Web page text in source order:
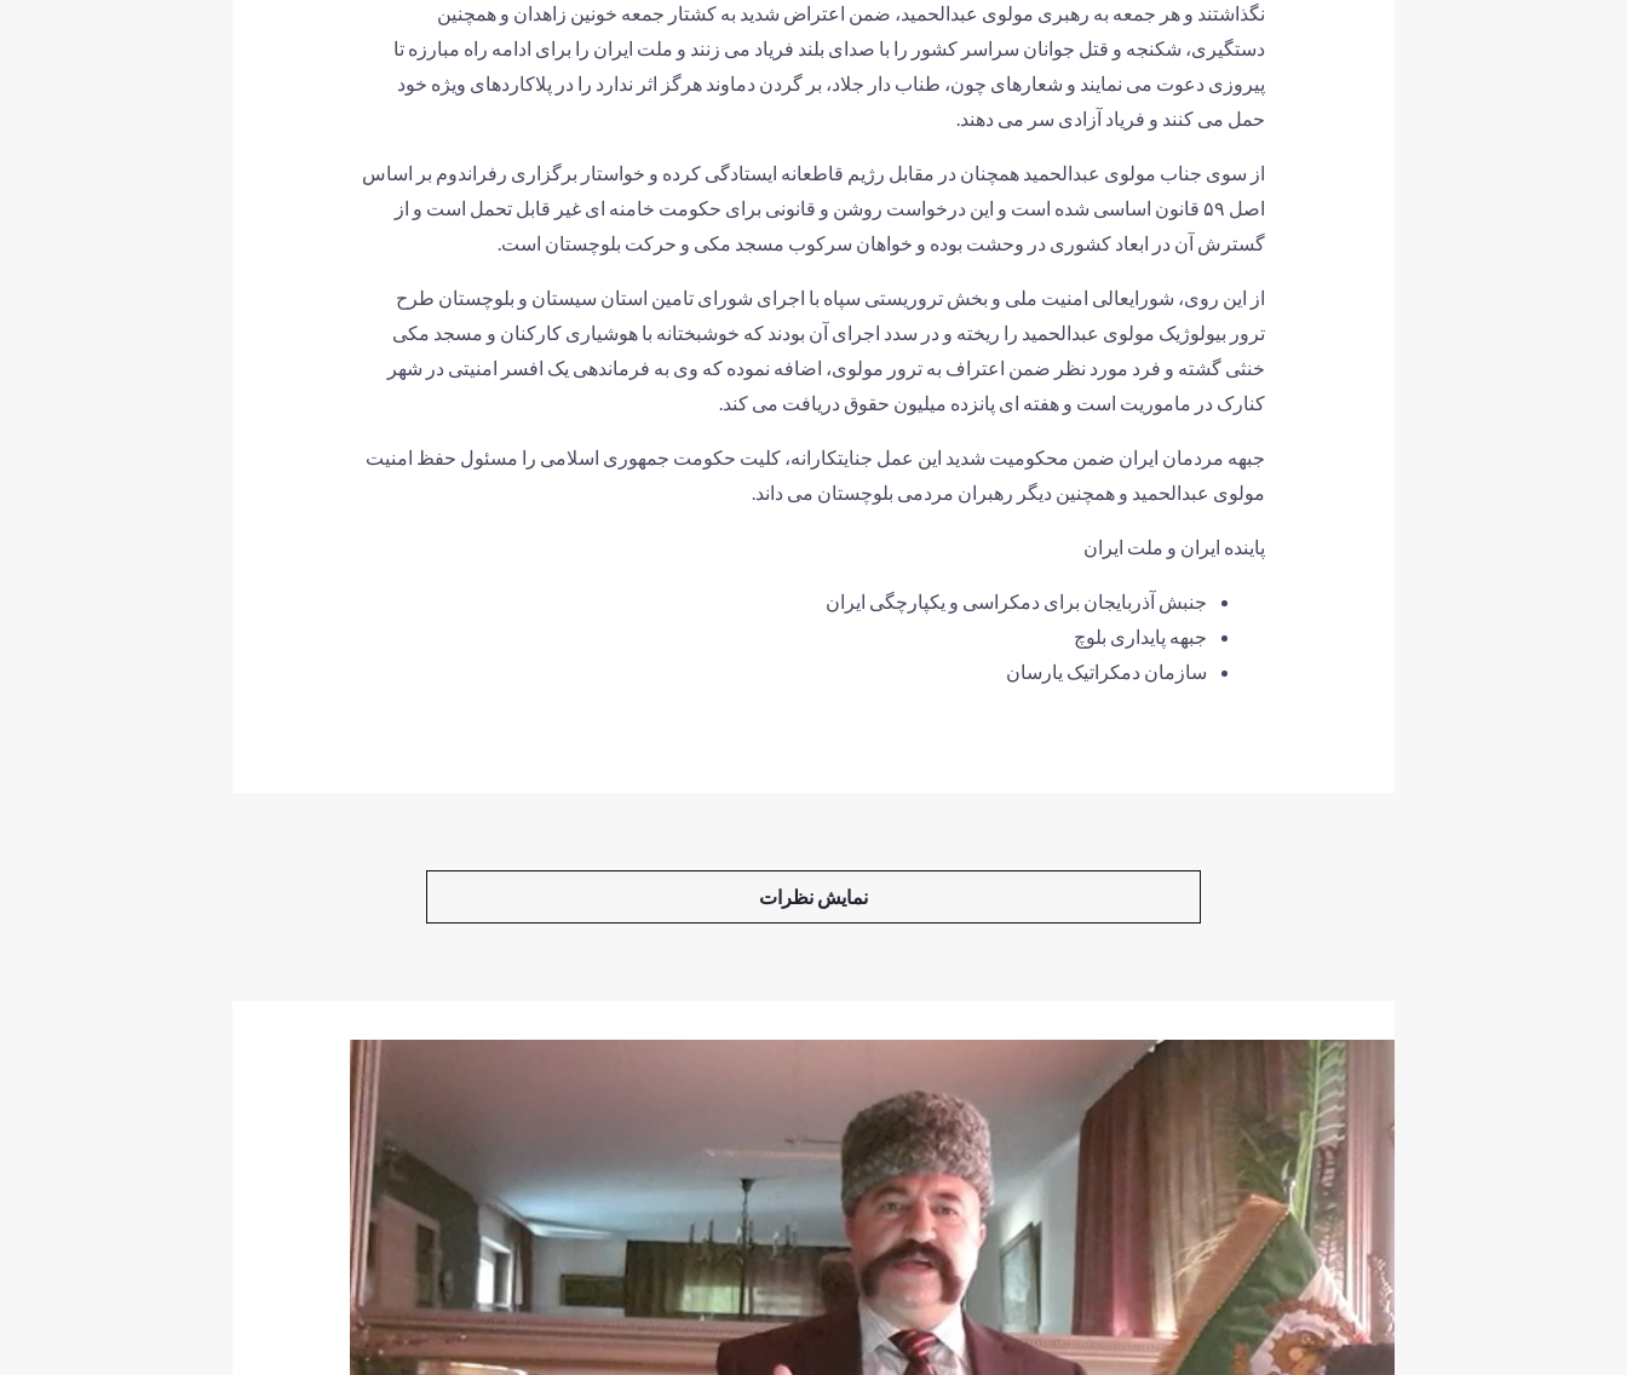
نگذاشتند و هر جمعه به رهبری مولوی عبدالحمید، ضمن اعتراض شدید به کشتار جمعه خونین زاهدان و همچنین
دستگیری، شکنجه و قتل جوانان سراسر کشور را با صدای بلند فریاد می زنند و ملت ایران را برای ادامه راه مبارزه تا
پیروزی دعوت می نمایند و شعارهای چون، طناب دار جلاد، بر گردن دماوند هرگز اثر ندارد را در پلاکاردهای ویژه خود
حمل می کنند و فریاد آزادی سر می دهند.
از سوی جناب مولوی عبدالحمید همچنان در مقابل رژیم قاطعانه ایستادگی کرده و خواستار برگزاری رفراندوم بر اساس
اصل ۵۹ قانون اساسی شده است و این درخواست روشن و قانونی برای حکومت خامنه ای غیر قابل تحمل است و از
گسترش آن در ابعاد کشوری در وحشت بوده و خواهان سرکوب مسجد مکی و حرکت بلوچستان است.
از این روی، شورایعالی امنیت ملی و بخش تروریستی سپاه با اجرای شورای تامین استان سیستان و بلوچستان طرح
ترور بیولوژیک مولوی عبدالحمید را ریخته و در سدد اجرای آن بودند که خوشبختانه با هوشیاری کارکنان و مسجد مکی
خنثی گشته و فرد مورد نظر ضمن اعتراف به ترور مولوی، اضافه نموده که وی به فرماندهی یک افسر امنیتی در شهر
کنارک در ماموریت است و هفته ای پانزده میلیون حقوق دریافت می کند.
جبهه مردمان ایران ضمن محکومیت شدید این عمل جنایتکارانه، کلیت حکومت جمهوری اسلامی را مسئول حفظ امنیت
مولوی عبدالحمید و همچنین دیگر رهبران مردمی بلوچستان می داند.
پاینده ایران و ملت ایران
جنبش آذربایجان برای دمکراسی و یکپارچگی ایران
جبهه پایداری بلوچ
سازمان دمکراتیک یارسان
نمایش نظرات